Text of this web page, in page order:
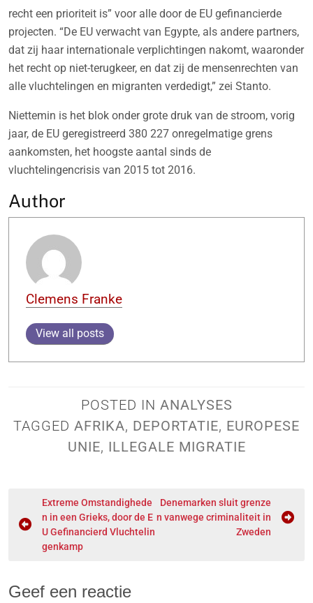
recht een prioriteit is” voor alle door de EU gefinancierde
projecten. “De EU verwacht van Egypte, als andere partners,
dat zij haar internationale verplichtingen nakomt, waaronder
het recht op niet-terugkeer, en dat zij de mensenrechten van
alle vluchtelingen en migranten verdedigt,” zei Stanto.
Niettemin is het blok onder grote druk van de stroom, vorig
jaar, de EU geregistreerd 380 227 onregelmatige grens
aankomsten, het hoogste aantal sinds de
vluchtelingencrisis van 2015 tot 2016.
Author
Clemens Franke
View all posts
POSTED IN ANALYSES
TAGGED AFRIKA, DEPORTATIE, EUROPESE
UNIE, ILLEGALE MIGRATIE
Extreme Omstandighede
n in een Grieks, door de E
U Gefinancierd Vluchtelin
genkamp
Denemarken sluit grenze
n vanwege criminaliteit in
Zweden
Geef een reactie